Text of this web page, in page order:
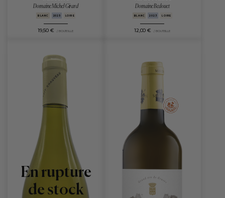
Domaine Michel Girard
BLANC 2025 LOIRE
19,50 € / BOUTEILLE
Domaine Bedouet
BLANC 2023 LOIRE
12,00 € / BOUTEILLE
En rupture
de stock